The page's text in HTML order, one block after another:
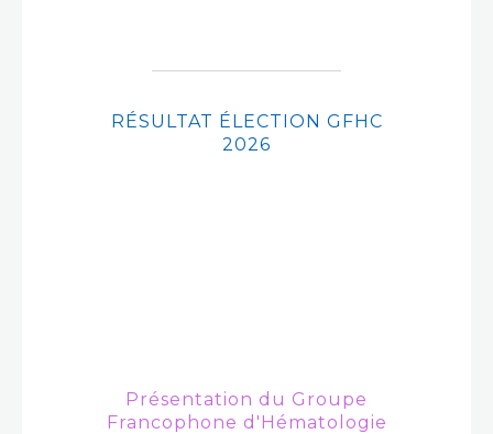
RÉSULTAT ÉLECTION GFHC
2026
Présentation du Groupe
Francophone d'Hématologie